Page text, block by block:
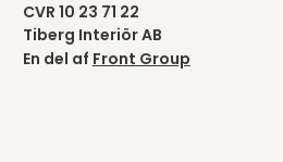
CVR 10 23 71 22
Tiberg Interiör AB
En del af Front Group